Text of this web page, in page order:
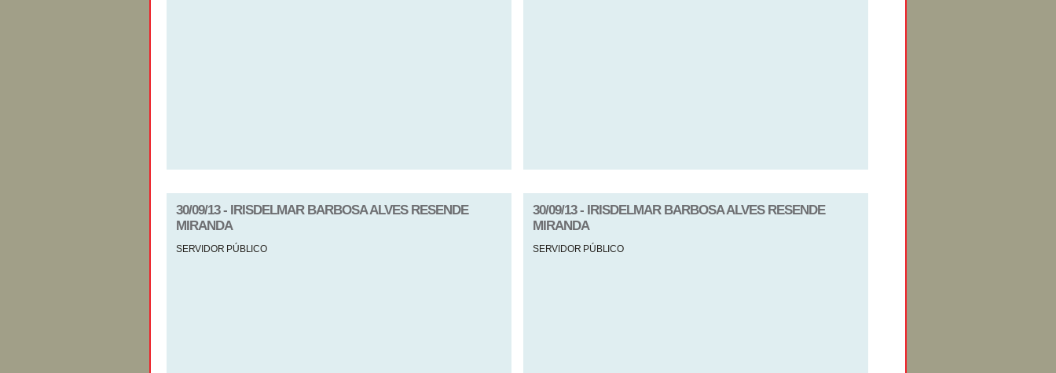
30/09/13 - IRISDELMAR BARBOSA ALVES RESENDE
MIRANDA
SERVIDOR PÚBLICO
30/09/13 - IRISDELMAR BARBOSA ALVES RESENDE
MIRANDA
SERVIDOR PÚBLICO